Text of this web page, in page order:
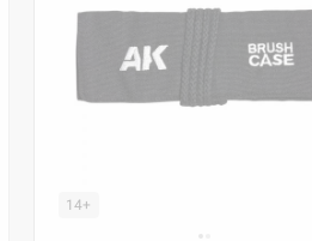
14+